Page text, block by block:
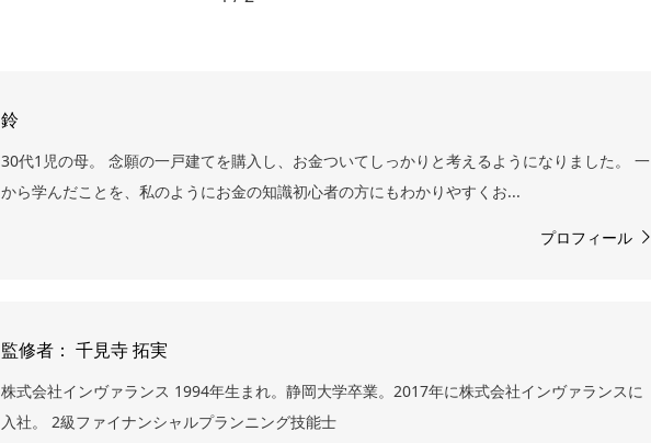
鈴
30代1児の母。 念願の一戸建てを購入し、お金ついてしっかりと考えるようになりました。 一
から学んだことを、私のようにお金の知識初心者の方にもわかりやすくお...
プロフィール
監修者： 千見寺 拓実
株式会社インヴァランス 1994年生まれ。静岡大学卒業。2017年に株式会社インヴァランスに
入社。 2級ファイナンシャルプランニング技能士